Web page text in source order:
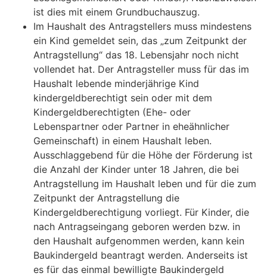
ist dies mit einem Grundbuchauszug.
Im Haushalt des Antragstellers muss mindestens
ein Kind gemeldet sein, das „zum Zeitpunkt der
Antragstellung“ das 18. Lebensjahr noch nicht
vollendet hat. Der Antragsteller muss für das im
Haushalt lebende minderjährige Kind
kindergeldberechtigt sein oder mit dem
Kindergeldberechtigten (Ehe- oder
Lebenspartner oder Partner in eheähnlicher
Gemeinschaft) in einem Haushalt leben.
Ausschlaggebend für die Höhe der Förderung ist
die Anzahl der Kinder unter 18 Jahren, die bei
Antragstellung im Haushalt leben und für die zum
Zeitpunkt der Antragstellung die
Kindergeldberechtigung vorliegt. Für Kinder, die
nach Antragseingang geboren werden bzw. in
den Haushalt aufgenommen werden, kann kein
Baukindergeld beantragt werden. Anderseits ist
es für das einmal bewilligte Baukindergeld